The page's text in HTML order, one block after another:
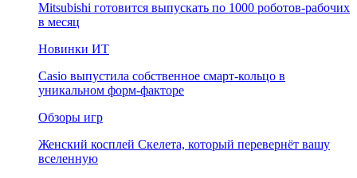
Mitsubishi готовится выпускать по 1000 роботов-рабочих
в месяц
Новинки ИТ
Casio выпустила собственное смарт-кольцо в
уникальном форм-факторе
Обзоры игр
Женский косплей Скелета, который перевернёт вашу
вселенную